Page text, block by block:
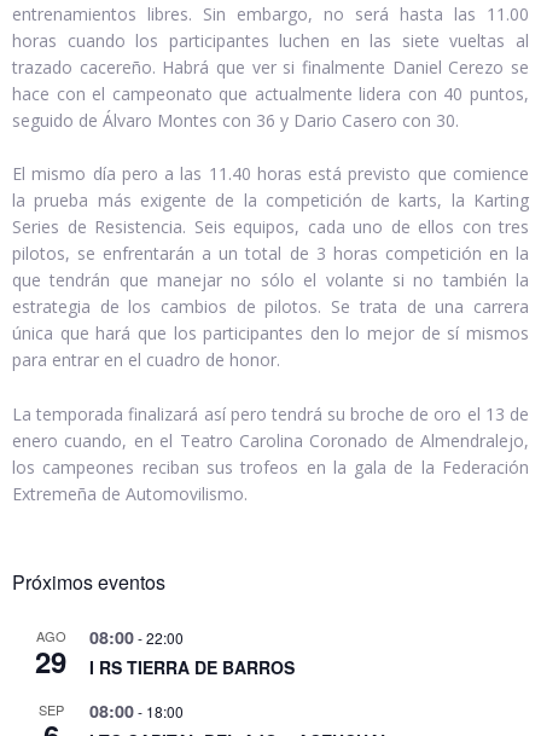
entrenamientos libres. Sin embargo, no será hasta las 11.00
horas cuando los participantes luchen en las siete vueltas al
trazado cacereño. Habrá que ver si finalmente Daniel Cerezo se
hace con el campeonato que actualmente lidera con 40 puntos,
seguido de Álvaro Montes con 36 y Dario Casero con 30.
El mismo día pero a las 11.40 horas está previsto que comience
la prueba más exigente de la competición de karts, la Karting
Series de Resistencia. Seis equipos, cada uno de ellos con tres
pilotos, se enfrentarán a un total de 3 horas competición en la
que tendrán que manejar no sólo el volante si no también la
estrategia de los cambios de pilotos. Se trata de una carrera
única que hará que los participantes den lo mejor de sí mismos
para entrar en el cuadro de honor.
La temporada finalizará así pero tendrá su broche de oro el 13 de
enero cuando, en el Teatro Carolina Coronado de Almendralejo,
los campeones reciban sus trofeos en la gala de la Federación
Extremeña de Automovilismo.
Próximos eventos
AGO
29
08:00-22:00
I RS TIERRA DE BARROS
SEP 08:00- 18:00